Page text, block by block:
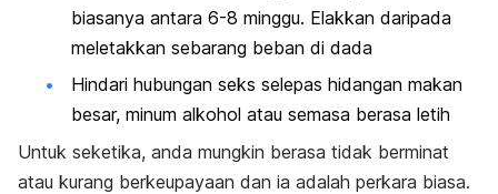
biasanya antara 6-8 minggu. Elakkan daripada
meletakkan sebarang beban di dada
Hindari hubungan seks selepas hidangan makan
besar, minum alkohol atau semasa berasa letih
Untuk seketika, anda mungkin berasa tidak berminat
atau kurang berkeupayaan dan ia adalah perkara biasa.